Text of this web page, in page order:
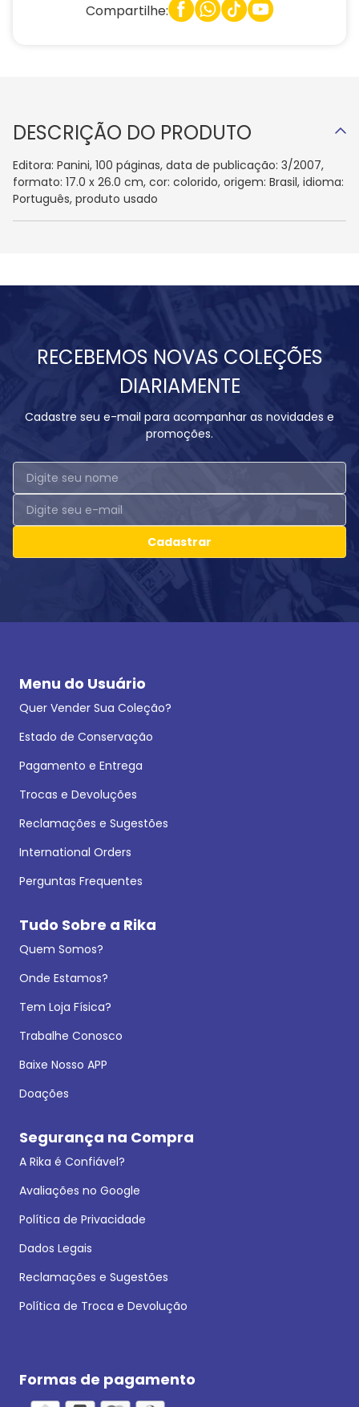
Compartilhe:
DESCRIÇÃO DO PRODUTO
Editora: Panini, 100 páginas, data de publicação: 3/2007,
formato: 17.0 x 26.0 cm, cor: colorido, origem: Brasil, idioma:
Português, produto usado
RECEBEMOS NOVAS COLEÇÕES
DIARIAMENTE
Cadastre seu e-mail para acompanhar as novidades e
promoções.
Cadastrar
Menu do Usuário
Quer Vender Sua Coleção?
Estado de Conservação
Pagamento e Entrega
Trocas e Devoluções
Reclamações e Sugestões
International Orders
Perguntas Frequentes
Tudo Sobre a Rika
Quem Somos?
Onde Estamos?
Tem Loja Física?
Trabalhe Conosco
Baixe Nosso APP
Doações
Segurança na Compra
A Rika é Confiável?
Avaliações no Google
Política de Privacidade
Dados Legais
Reclamações e Sugestões
Política de Troca e Devolução
Formas de pagamento